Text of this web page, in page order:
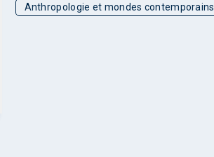
Anthropologie et mondes contemporains